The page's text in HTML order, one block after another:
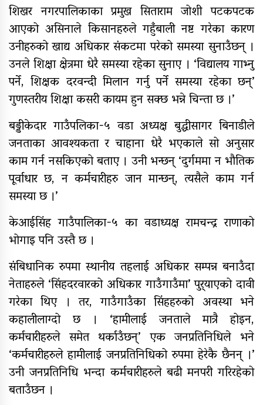
शिखर नगरपालिकाका प्रमुख सिताराम जोशी पटकपटक
आएको असिनाले किसानहरुले गहुँबाली नष्ट गरेका कारण
उनीहरुको खाद्य अधिकार संकटमा परेको समस्या सुनाउँछन् ।
उनले शिक्षा क्षेत्रमा धेरै समस्या रहेका सुनाए । ‘विद्यालय गाभ्नु
पर्ने, शिक्षक दरवन्दी मिलान गर्नु पर्ने समस्या रहेका छन्’
गुणस्तरीय शिक्षा कसरी कायम हुन सक्छ भन्ने चिन्ता छ ।’
बड्डीकेदार गाउँपलिका-५ वडा अध्यक्ष बुद्धीसागर बिनाडीले
जनताका आवश्यकता र चाहाना धेरै भएकाले सो अनुसार
काम गर्न नसकिएको बताए । उनी भन्छन् ‘दुर्गममा न भौतिक
पूर्वाधार छ, न कर्मचारीहरु जान मान्छन्, त्यसैले काम गर्न
समस्या छ ।’
केआईसिंह गाउँपालिका-५ का वडाध्यक्ष रामचन्द्र राणाको
भोगाइ पनि उस्तै छ ।
संबिधानिक रुपमा स्थानीय तहलाई अधिकार सम्पन्न बनाउँदा
नेताहरुले ‘सिंहदरवारको अधिकार गाउँगाउँमा’ पुर्‍याएको दावी
गरेका थिए । तर, गाउँगाउँका सिंहहरुको अवस्था भने
कहालीलाग्दो छ । ‘हामीलाई जनताले मात्रै होइन,
कर्मचारीहरुले समेत थर्काउँछन्’ एक जनप्रतिनिधिले भने
‘कर्मचारीहरुले हामीलाई जनप्रतिनिधिको रुपमा हेरेकै छैनन् ।’
उनी जनप्रतिनिधि भन्दा कर्मचारीहरुले बढी मनपरी गरिरहेको
बताउँछन ।